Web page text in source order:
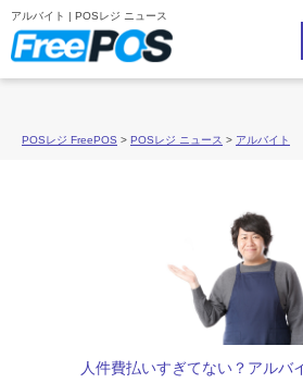
アルバイト | POSレジ ニュース
POSレジ FreePOS > POSレジ ニュース > アルバイト
人件費払いすぎてない？アルバ